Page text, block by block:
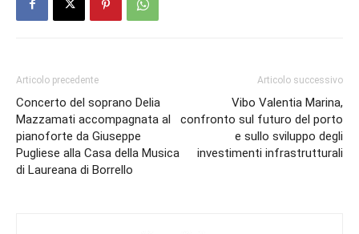
Articolo precedente
Concerto del soprano Delia
Mazzamati accompagnata al
pianoforte da Giuseppe
Pugliese alla Casa della Musica
di Laureana di Borrello
Articolo successivo
Vibo Valentia Marina,
confronto sul futuro del porto
e sullo sviluppo degli
investimenti infrastrutturali